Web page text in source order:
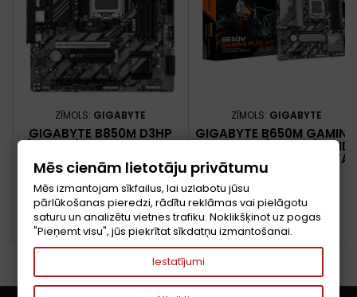
ZĪMOLS: GIGABYTE
GIGABYTE B850M D3HP
PIESLĒGVIETA MIKRO ATX
Cena
117,14 €
 Pievienot grozam
PIEEJAMS
ZĪMOLS: GIGABYTE
GIGABYTE B650M GAMING
PLUS WIFI (REV. 1.3) AMD
B650 AM5 PIESLĒGVIETA
MIKRO ATX
Cena
121,23 €
 Pievienot grozam
PIEEJAMS
Mēs cienām lietotāju privātumu
Mēs izmantojam sīkfailus, lai uzlabotu jūsu
pārlūkošanas pieredzi, rādītu reklāmas vai pielāgotu
saturu un analizētu vietnes trafiku. Noklikšķinot uz pogas
"Pieņemt visu", jūs piekrītat sīkdatņu izmantošanai.
Iestatījumi